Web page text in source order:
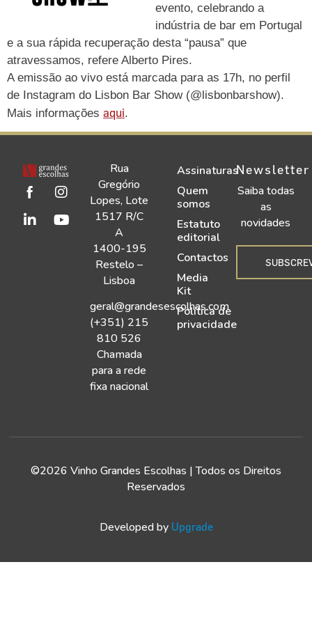
evento, celebrando a
indústria de bar em Portugal
e a sua rápida recuperação desta “pausa” que
atravessamos, refere Alberto Pires.
A emissão ao vivo está marcada para as 17h, no perfil
de Instagram do Lisbon Bar Show (@lisbonbarshow).
Mais informações aqui.
Rua
Gregório
Lopes, Lote
1517 R/C
A
1400-195
Restelo –
Lisboa
geral@grandesescolhas.com
(+351) 215
810 526
Chamada
para a rede
fixa nacional
Assinaturas
Quem
somos
Estatuto
editorial
Contactos
Media
Kit
Política de
privacidade
Newsletter
Saiba todas
as
novidades
©2026 Vinho Grandes Escolhas | Todos os Direitos
Reservados
Developed by Upgrade